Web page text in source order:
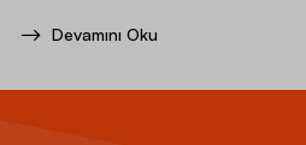
Devamını Oku